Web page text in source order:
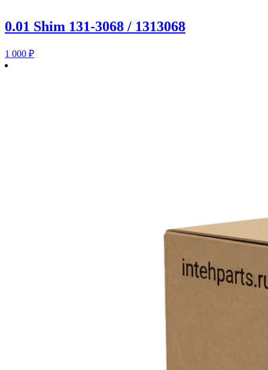
0.01 Shim 131-3068 / 1313068
1 000 ₽